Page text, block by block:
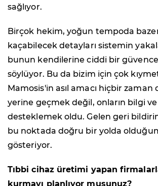
sağlıyor.
Birçok hekim, yoğun tempoda
kaçabilecek detayları sistemin
bunun kendilerine ciddi bir
söylüyor. Bu da bizim için çok
Mamosis'in asıl amacı hiçbir zaman
yerine geçmek değil, onların bilgi
desteklemek oldu. Gelen geri
bu noktada doğru bir yolda
gösteriyor.
Tıbbi cihaz üretimi yapan
kurmayı planlıyor musunuz?